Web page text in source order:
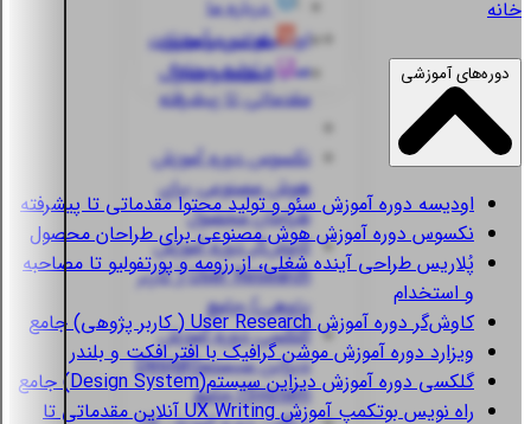
اودیسهدوره آموزش
سئو و تولید محتوا
مقدماتی تا پیشرفته
نکسوسدوره آموزش
هوش مصنوعی برای
طراحان محصول
کاوش‌گردوره آموزش
User Research ( کاربر
پژوهی) جامع
گلکسیدوره آموزش
دیزاین سیستم(Design
System) جامع
درباره ما
قوانین و مقررات
استعلام مدارک
خانه
دوره‌های آموزشی
اودیسهدوره آموزش سئو و تولید محتوا مقدماتی تا پیشرفته
نکسوسدوره آموزش هوش مصنوعی برای طراحان محصول
پُلاریسطراحی آینده شغلی، از رزومه و پورتفولیو تا مصاحبه
و استخدام
کاوش‌گردوره آموزش User Research ( کاربر پژوهی) جامع
ویزارددوره آموزش موشن گرافیک با افتر افکت و بلندر
گلکسیدوره آموزش دیزاین سیستم(Design System) جامع
راه نویس
بوتکمپ آموزش UX Writing آنلاین مقدماتی تا